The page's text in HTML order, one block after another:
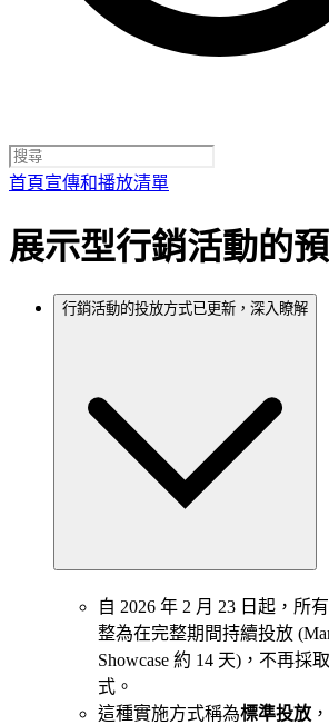
首頁宣傳和播放清單
展示型行銷活動的
行銷活動的投放方式已更新，深入瞭解
自 2026 年 2 月 23 日起，所
整為在完整期間持續投放
Showcase 約 14 天)，不再採
式。
這種實施方式稱為標準投放